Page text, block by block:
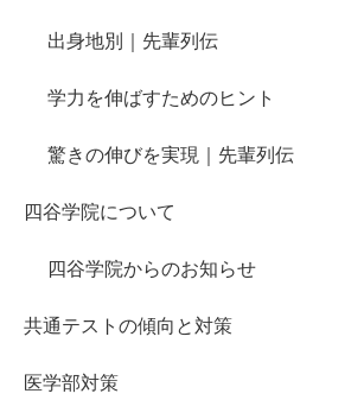
出身地別｜先輩列伝
学力を伸ばすためのヒント
驚きの伸びを実現｜先輩列伝
四谷学院について
四谷学院からのお知らせ
共通テストの傾向と対策
医学部対策